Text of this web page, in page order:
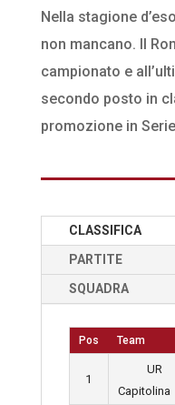
Nella stagione
non mancano. Il
campionato e
secondo posto in
promozione in
CLASSIFICA
PARTITE
SQUADRA
Pos Team
1
UR
Capitolina